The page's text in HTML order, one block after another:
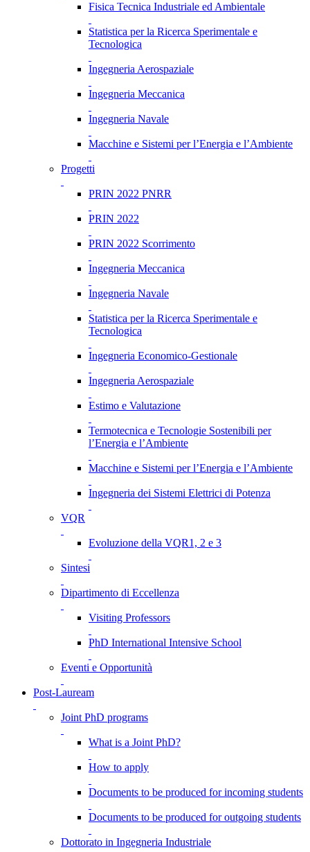
Fisica Tecnica Industriale ed Ambientale
Statistica per la Ricerca Sperimentale e
Tecnologica
Ingegneria Aerospaziale
Ingegneria Meccanica
Ingegneria Navale
Macchine e Sistemi per l’Energia e l’Ambiente
Progetti
PRIN 2022 PNRR
PRIN 2022
PRIN 2022 Scorrimento
Ingegneria Meccanica
Ingegneria Navale
Statistica per la Ricerca Sperimentale e
Tecnologica
Ingegneria Economico-Gestionale
Ingegneria Aerospaziale
Estimo e Valutazione
Termotecnica e Tecnologie Sostenibili per
l’Energia e l’Ambiente
Macchine e Sistemi per l’Energia e l’Ambiente
Ingegneria dei Sistemi Elettrici di Potenza
VQR
Evoluzione della VQR1, 2 e 3
Sintesi
Dipartimento di Eccellenza
Visiting Professors
PhD International Intensive School
Eventi e Opportunità
Post-Lauream
Joint PhD programs
What is a Joint PhD?
How to apply
Documents to be produced for incoming students
Documents to be produced for outgoing students
Dottorato in Ingegneria Industriale